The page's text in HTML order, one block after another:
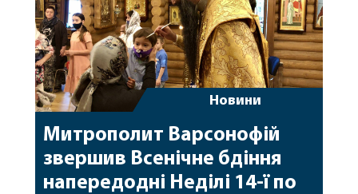
Новини
Митрополит Варсонофій
звершив Всенічне бдіння
напередодні Неділі 14-ї по